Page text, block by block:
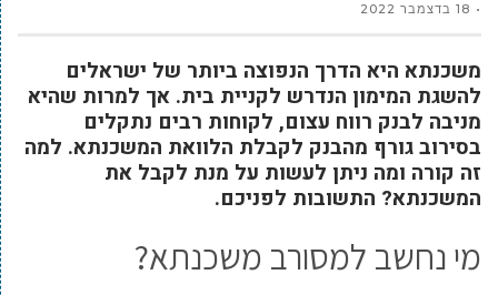
18 בדצמבר 2022
משכנתא היא הדרך הנפוצה ביותר של ישראלים
להשגת המימון הנדרש לקניית בית. אך למרות שהיא
מניבה לבנק רווח עצום, לקוחות רבים נתקלים
בסירוב גורף מהבנק לקבלת הלוואת המשכנתא. למה
זה קורה ומה ניתן לעשות על מנת לקבל את
המשכנתא? התשובות לפניכם.
מי נחשב למסורב משכנתא?